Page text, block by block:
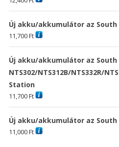
Új akku/akkumulátor az South
11,700Ft
Új akku/akkumulátor az South
NTS302/NTS312B/NTS332R/
Station
11,700Ft
Új akku/akkumulátor az
11,000Ft